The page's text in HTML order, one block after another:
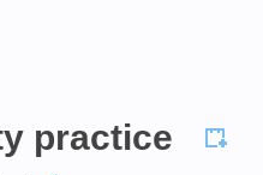
practice